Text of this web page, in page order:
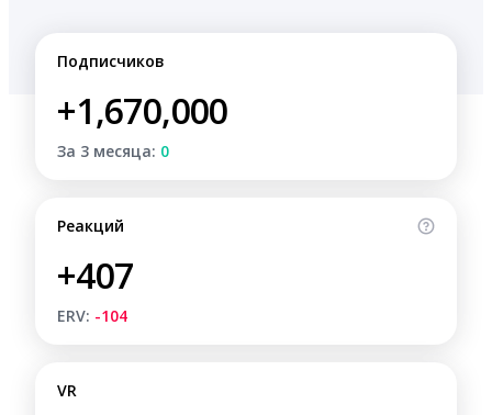
Подписчиков
+1,670,000
За 3 месяца: 0
Реакций
+407
ERV: -104
VR